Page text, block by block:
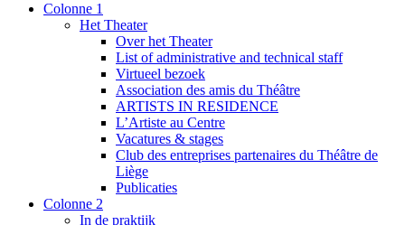
Colonne 1
Het Theater
Over het Theater
List of administrative and technical staff
Virtueel bezoek
Association des amis du Théâtre
ARTISTS IN RESIDENCE
L’Artiste au Centre
Vacatures & stages
Club des entreprises partenaires du Théâtre de
Liège
Publicaties
Colonne 2
In de praktijk